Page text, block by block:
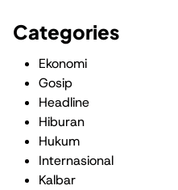
Categories
Ekonomi
Gosip
Headline
Hiburan
Hukum
Internasional
Kalbar